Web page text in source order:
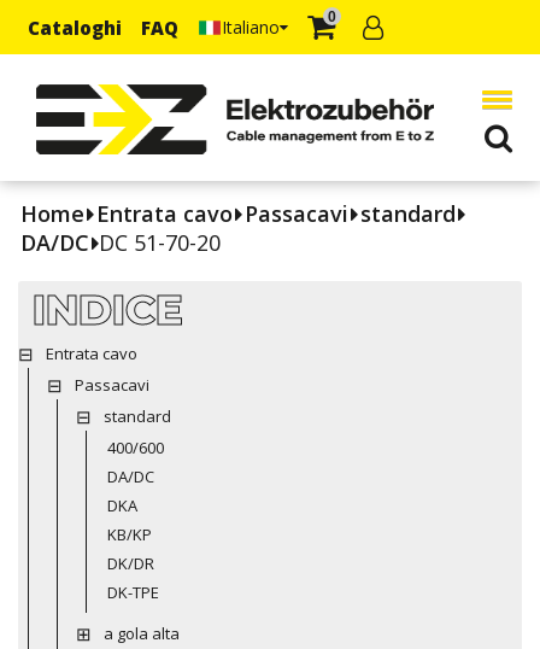
Cataloghi FAQ Italiano 0
Home Entrata cavo Passacavi standard
DA/DC DC 51-70-20
INDICE
Entrata cavo
Passacavi
standard
400/600
DA/DC
DKA
KB/KP
DK/DR
DK-TPE
a gola alta